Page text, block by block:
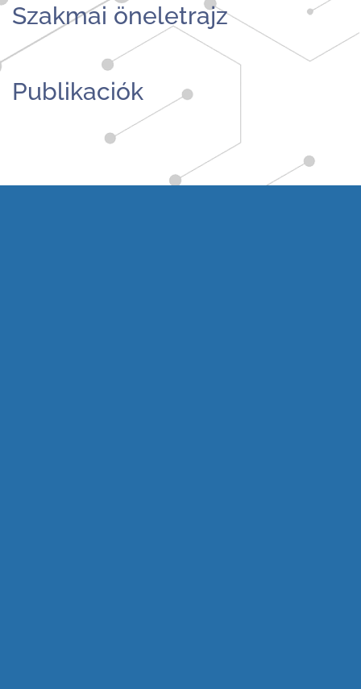
Szakmai öneletrajz
Publikaciók